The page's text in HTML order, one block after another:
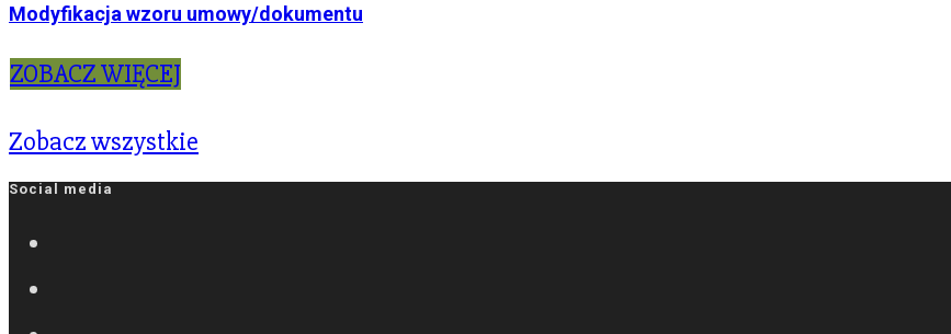
Modyfikacja wzoru umowy/dokumentu
ZOBACZ WIĘCEJ
Zobacz wszystkie
Social media